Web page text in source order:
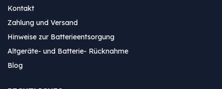
Kontakt
Zahlung und Versand
Hinweise zur Batterieentsorgung
Altgeräte- und Batterie- Rücknahme
Blog